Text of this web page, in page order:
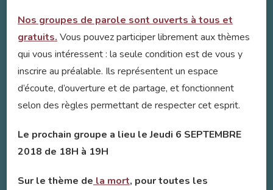
Nos groupes de parole sont ouverts à tous et
gratuits.Vous pouvez participer librement aux thèmes
qui vous intéressent : la seule condition est de vous y
inscrire au préalable. Ils représentent un espace
d’écoute, d’ouverture et de partage, et fonctionnent
selon des règles permettant de respecter cet esprit.
Le prochain groupe a lieu le Jeudi 6 SEPTEMBRE
2018 de 18H à 19H
Sur le thème dela mort, pour toutes les